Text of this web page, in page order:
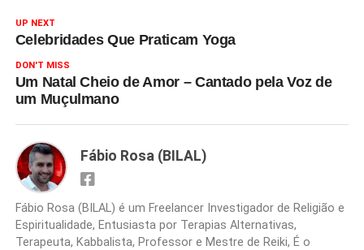
UP NEXT
Celebridades Que Praticam Yoga
DON'T MISS
Um Natal Cheio de Amor – Cantado pela Voz de
um Muçulmano
Fábio Rosa (BILAL)
Fábio Rosa (BILAL) é um Freelancer Investigador de Religião e
Espiritualidade, Entusiasta por Terapias Alternativas,
Terapeuta, Kabbalista, Professor e Mestre de Reiki, É o